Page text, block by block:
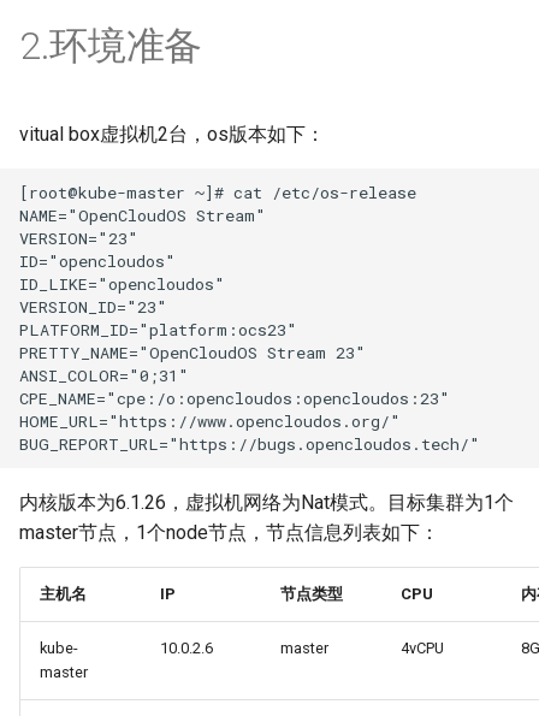
OpenCloudOS Stream 发行
网络管理
plymouth(系统启动动画)
dotnet开发指南
Glibc可调参数使用指南
kdump/crash
用户态coredump
ftrace
perf使用指南
eBPF及工具bcc和bpftrace
Youtu-agent大模型部署指
WeKnora大模型部署指南
迁移与升级常见问题FAQ
2.环境准备
vitual box虚拟机2台，os版本如下：
[root@kube-master ~]# cat /etc/os-release
NAME="OpenCloudOS Stream"
VERSION="23"
ID="opencloudos"
ID_LIKE="opencloudos"
VERSION_ID="23"
PLATFORM_ID="platform:ocs23"
PRETTY_NAME="OpenCloudOS Stream 23"
ANSI_COLOR="0;31"
CPE_NAME="cpe:/o:opencloudos:opencloudos:23"
HOME_URL="https://www.opencloudos.org/"
内核版本为6.1.26，虚拟机网络为Nat模式。目标集群为1个
master节点，1个node节点，节点信息列表如下：
主机名 IP 节点类型 CPU
kube-
master
10.0.2.6 master 4vCPU 8G